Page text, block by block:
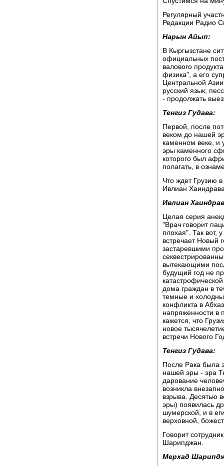
Регулярный
Редакции Радио
Нарын Айып:
В Кыргызстане
официальных
валового
физика", а его
Центральной
русский язык;
- продолжать
Тенгиз Гудава:
Первой, после
веком до нашей
каменном веке, и
эры каменного
которого был
полагать, в
Что ждет Грузию
Ивлиан
Ивлиан
Целая серия
"Врач говорит
плохая". Так вот,
встречает Новый
застаревшими
вытекающими
будущий год не
дома граждан в
темные и
конфликта в
напряженности в
кажется, что
новое
встречи Нового
Тенгиз Гудава:
После Рака была
нашей эры - эра
дарование
возникла
взрыва. Десятью
эры) появилась
шумерской, и в
верховной,
Говорит
Шарипджан.
Мерхад